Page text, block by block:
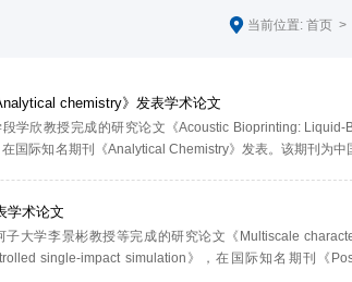
当前位置:首页
chemistry》发表学术论文
学欣教授完成的研究论文《Acoustic Bioprinting: Liquid-
际知名期刊《Analytical Chemistry》发表。该期刊为中
学术论文
大学李景彬教授等完成的研究论文《Multiscale
single-impact simulation》，在国际知名期刊《